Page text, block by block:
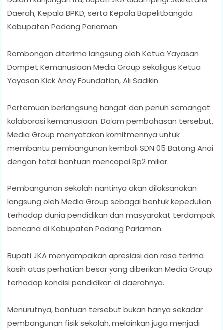
Daerah, Kepala BPKD, serta Kepala Bapelitbangda
Kabupaten Padang Pariaman.
Rombongan diterima langsung oleh Ketua Yayasan
Dompet Kemanusiaan Media Group sekaligus Ketua
Yayasan Kick Andy Foundation, Ali Sadikin.
Pertemuan berlangsung hangat dan penuh semangat
kolaborasi kemanusiaan. Dalam pembahasan tersebut,
Media Group menyatakan komitmennya untuk
membantu pembangunan kembali SDN 05 Batang Anai
dengan total bantuan mencapai Rp2 miliar.
Pembangunan sekolah nantinya akan dilaksanakan
langsung oleh Media Group sebagai bentuk kepedulian
terhadap dunia pendidikan dan masyarakat terdampak
bencana di Kabupaten Padang Pariaman.
Bupati JKA menyampaikan apresiasi dan rasa terima
kasih atas perhatian besar yang diberikan Media Group
terhadap kondisi pendidikan di daerahnya.
Menurutnya, bantuan tersebut bukan hanya sekadar
pembangunan fisik sekolah, melainkan juga menjadi